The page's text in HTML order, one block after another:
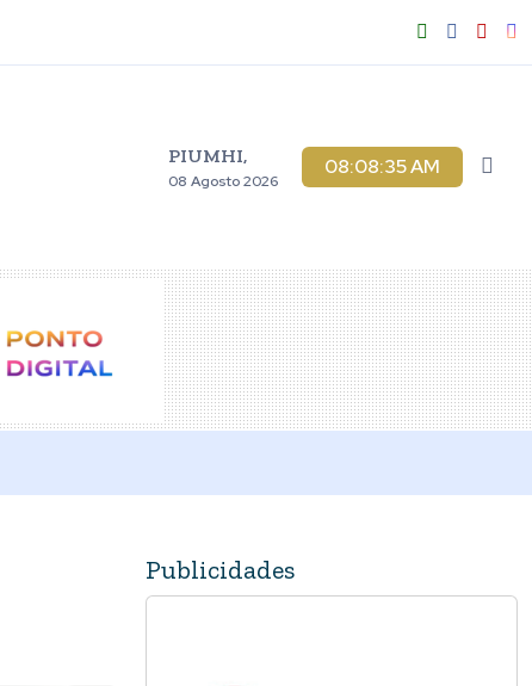
PIUMHI,
08 Agosto 2026
08:08:37 AM
Publicidades